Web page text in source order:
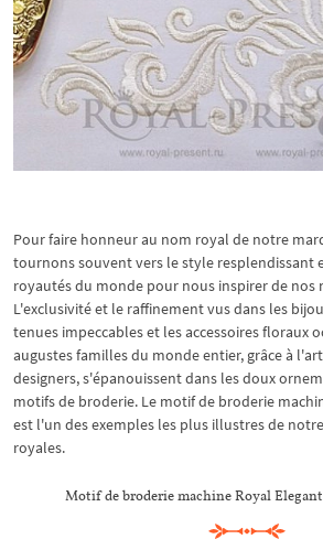
Pour faire honneur au nom royal de notre
tournons souvent vers le style resplendissant
royautés du monde pour nous inspirer de nos
L'exclusivité et le raffinement vus dans les
tenues impeccables et les accessoires floraux
augustes familles du monde entier, grâce à
designers, s'épanouissent dans les doux
motifs de broderie. Le motif de broderie
est l'un des exemples les plus illustres de
royales.
Motif de broderie machine Royal